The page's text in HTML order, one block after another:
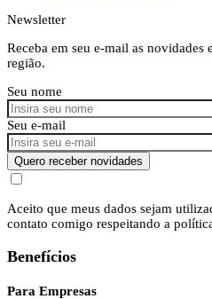
Newsletter
Receba em seu e-mail as novidades
região.
Seu nome
Seu e-mail
Quero receber novidades
Aceito que meus dados sejam
contato comigo respeitando a
Benefícios
Para Empresas